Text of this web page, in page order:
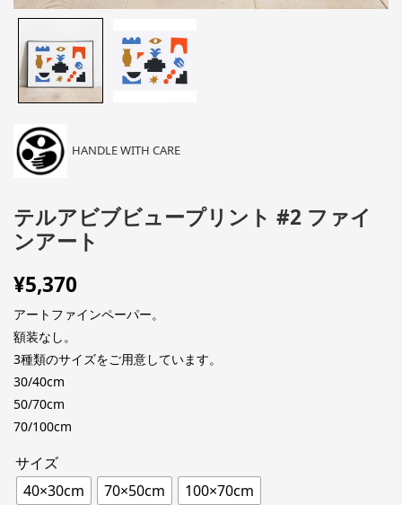
HANDLE WITH CARE
テルアビブビュープリント #2 ファイ
ンアート
¥5,370
アートファインペーパー。
額装なし。
3種類のサイズをご用意しています。
30/40cm
50/70cm
70/100cm
サイズ
40×30cm
70×50cm 100×70cm